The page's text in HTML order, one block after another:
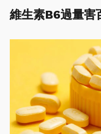
維生素B6過量害